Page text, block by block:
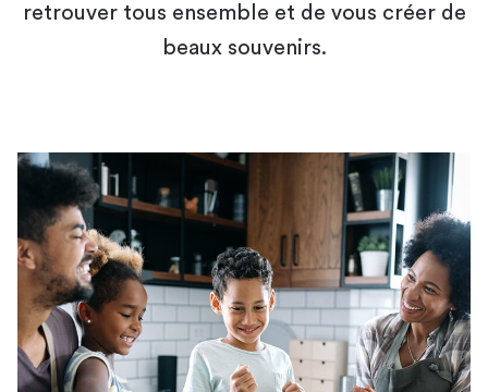
retrouver tous ensemble et de vous créer de
beaux souvenirs.